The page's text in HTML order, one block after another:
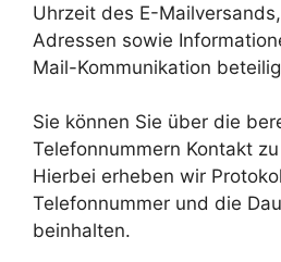
Uhrzeit des E-
Adressen sowie
Mail-Kommunikation
Sie können Sie über die
Telefonnummern Kontakt
Hierbei erheben wir
Telefonnummer und die
beinhalten.